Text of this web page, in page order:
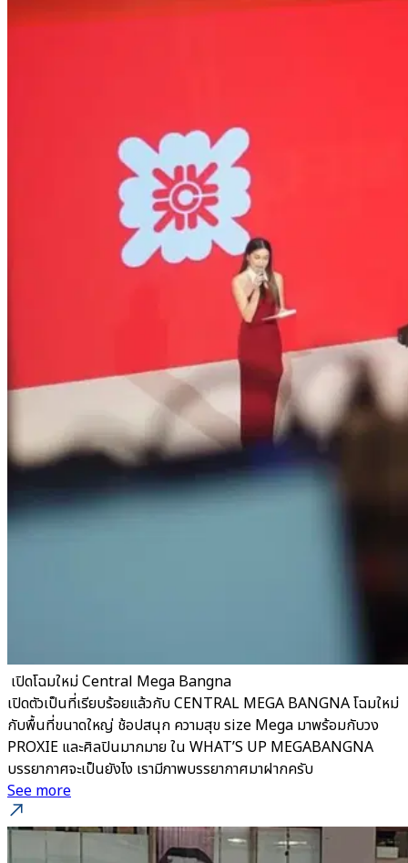
​ เปิดโฉมใหม่ Central Mega Bangna
เปิดตัวเป็นที่เรียบร้อยแล้วกับ CENTRAL MEGA BANGNA โฉมใหม่
กับพื้นที่ขนาดใหญ่ ช้อปสนุก ความสุข size Mega มาพร้อมกับวง
PROXIE และศิลปินมากมาย ใน WHAT’S UP MEGABANGNA
บรรยากาศจะเป็นยังไง เรามีภาพบรรยากาศมาฝากครับ
See more